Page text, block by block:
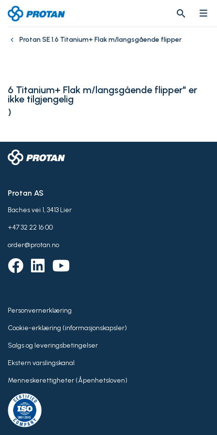
search
search
Protan SE 1.6 Titanium+ Flak m/langsgående flipper
6 Titanium+ Flak m/langsgående flipper" er
ikke tilgjengelig
)
Protan AS
Baches vei 1, 3413 Lier
+47 32 22 16 00
order@protan.no
Personvernerklæring
Cookie-erklæring (informasjonskapsler)
Salgs og leveringsbetingelser
Ekstern varslingskanal
Menneskerettigheter (Åpenhetsloven)